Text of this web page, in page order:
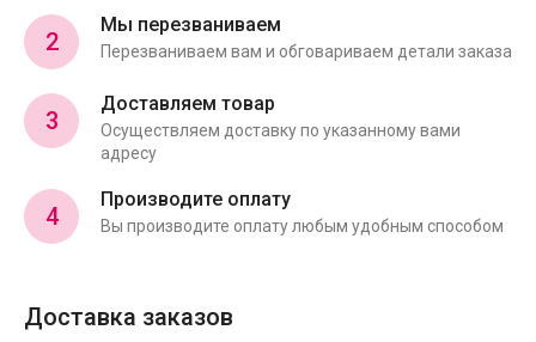
2
Мы перезваниваем
Перезваниваем вам и обговариваем детали заказа
3
Доставляем товар
Осуществляем доставку по указанному вами
адресу
4
Производите оплату
Вы производите оплату любым удобным способом
Доставка заказов